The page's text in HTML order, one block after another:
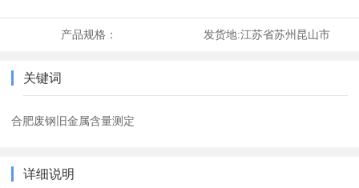
产品规格： 发货地:江苏省苏州昆山市
关键词
合肥废钢旧金属含量测定
详细说明